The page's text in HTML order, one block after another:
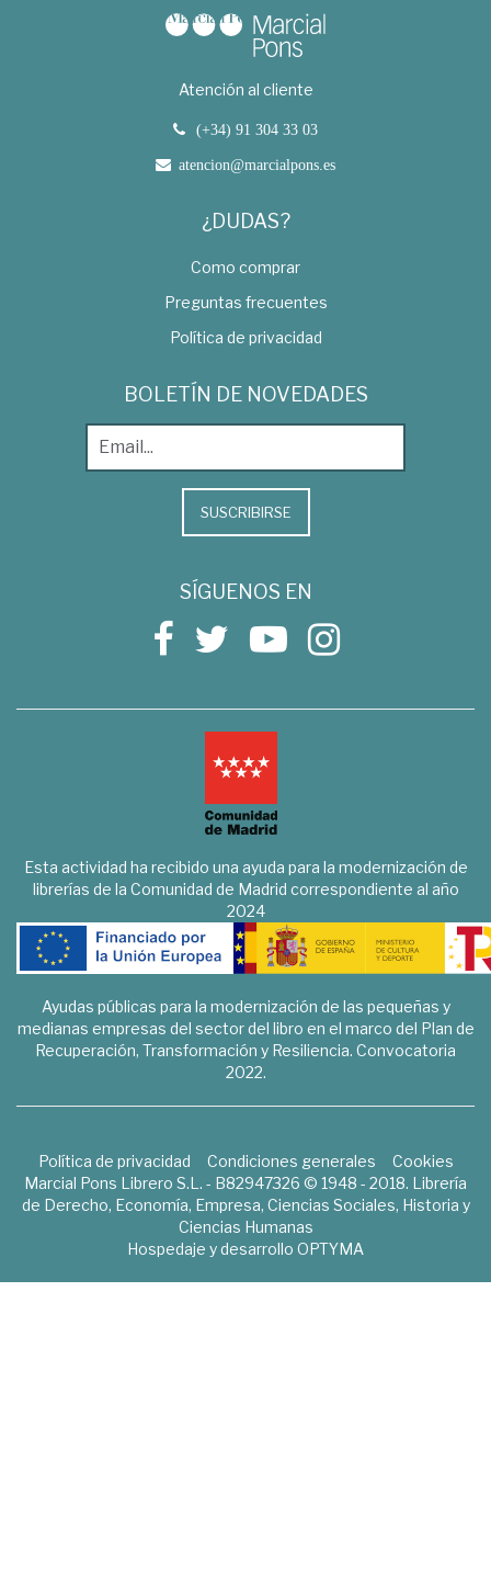
Atención al cliente
(+34) 91 304 33 03
atencion@marcialpons.es
¿DUDAS?
Como comprar
Preguntas frecuentes
Política de privacidad
BOLETÍN DE NOVEDADES
SUSCRIBIRSE
SÍGUENOS EN
Esta actividad ha recibido una ayuda para la modernización de
librerías de la Comunidad de Madrid correspondiente al año
2024
Ayudas públicas para la modernización de las pequeñas y
medianas empresas del sector del libro en el marco del Plan de
Recuperación, Transformación y Resiliencia. Convocatoria
2022.
Política de privacidad Condiciones generales
Cookies
Marcial Pons Librero S.L. - B82947326 © 1948 - 2018. Librería
de Derecho, Economía, Empresa, Ciencias Sociales, Historia y
Ciencias Humanas
Hospedaje y desarrollo OPTYMA